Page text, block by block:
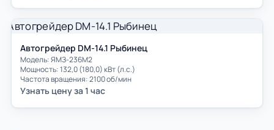
Автогрейдер DM-14.1 Рыбинец
Модель: ЯМЗ-236М2
Мощность: 132,0 (180,0) кВт (л.с.)
Частота вращения: 2100 об/мин
Узнать цену за 1 час